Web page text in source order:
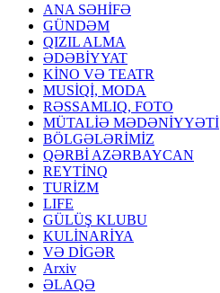
ANA SƏHİFƏ
GÜNDƏM
QIZIL ALMA
ƏDƏBİYYAT
KİNO VƏ TEATR
MUSİQİ, MODA
RƏSSAMLIQ, FOTO
MÜTALİƏ MƏDƏNİYYƏTİ
BÖLGƏLƏRİMİZ
QƏRBİ AZƏRBAYCAN
REYTİNQ
TURİZM
LIFE
GÜLÜŞ KLUBU
KULİNARİYA
VƏ DİGƏR
Arxiv
ƏLAQƏ